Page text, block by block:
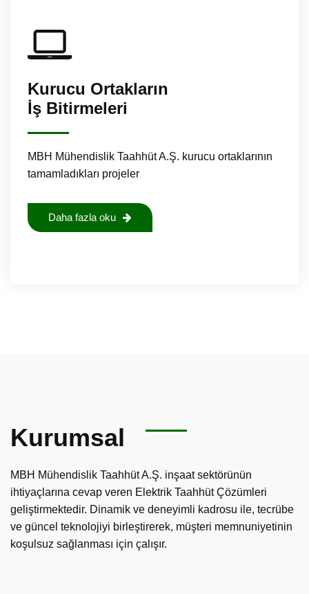
Kurucu Ortakların
İş Bitirmeleri
MBH Mühendislik Taahhüt A.Ş. kurucu ortaklarının
tamamladıkları projeler
Daha fazla oku
Kurumsal
MBH Mühendislik Taahhüt A.Ş. inşaat sektörünün
ihtiyaçlarına cevap veren Elektrik Taahhüt Çözümleri
geliştirmektedir. Dinamik ve deneyimli kadrosu ile, tecrübe
ve güncel teknolojiyi birleştirerek, müşteri memnuniyetinin
koşulsuz sağlanması için çalışır.